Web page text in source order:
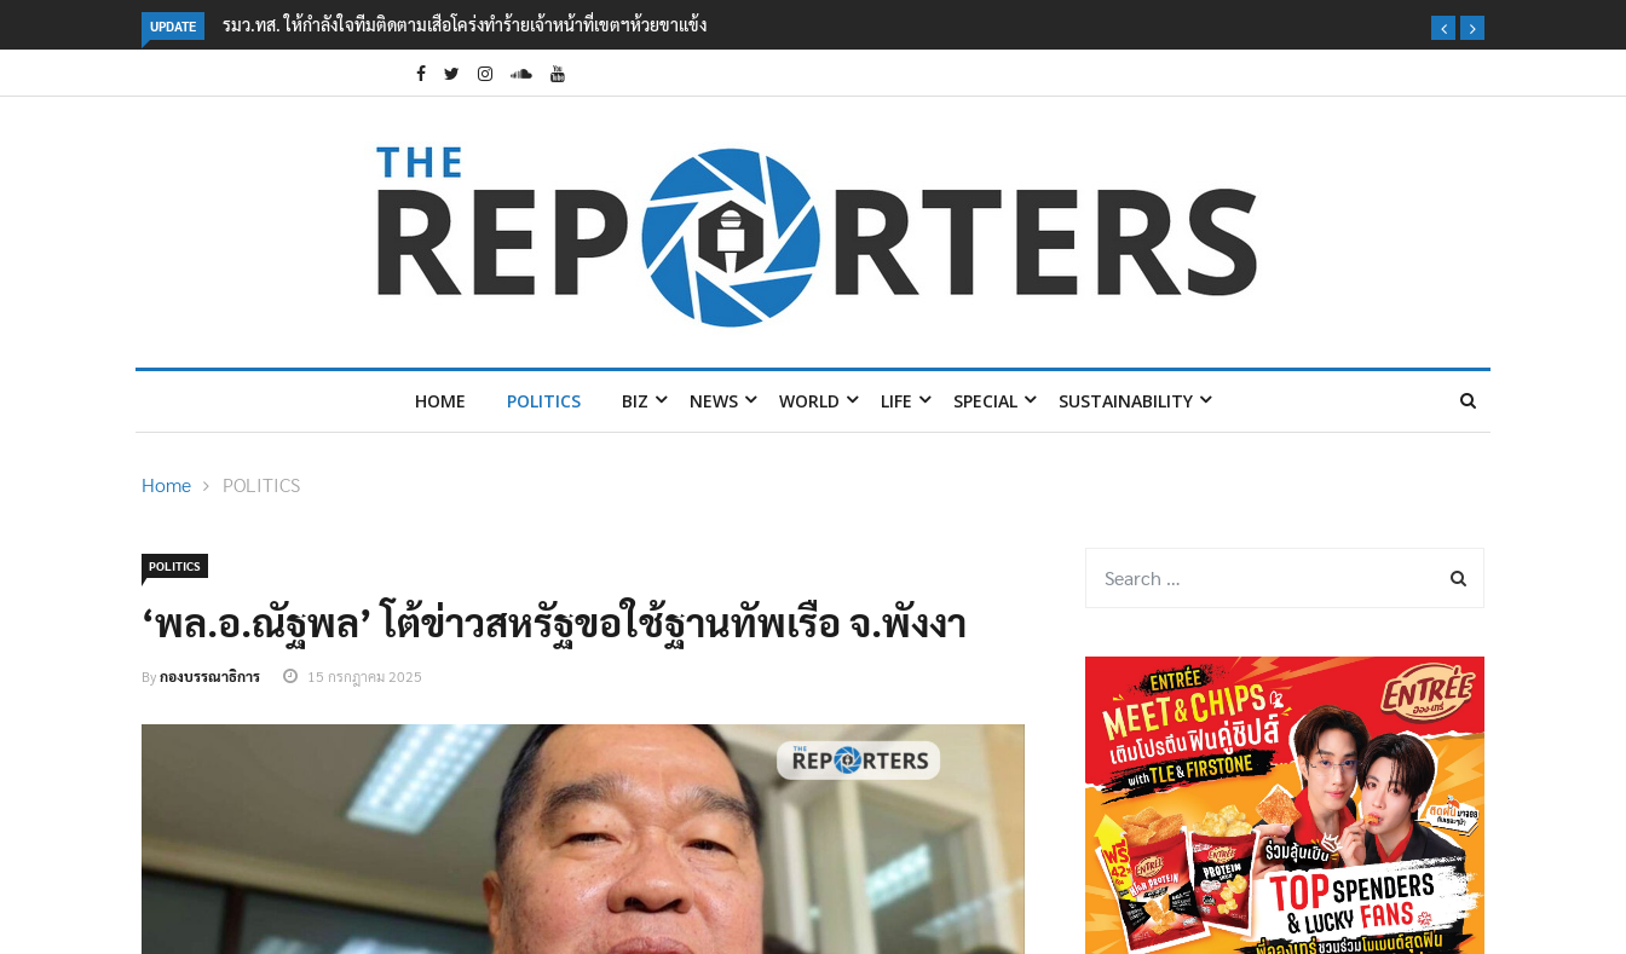
UPDATE ‘ภาคประชาสังคม’ รวมตัวคัดค้าน ‘มิน ออง ไลง์’ เยือนไทย ขึงป้าย ‘ไม่ต้อนรับอาชญากร’
HOME POLITICS BIZ NEWS WORLD LIFE SPECIAL SUSTAINABILITY
Home POLITICS
POLITICS
‘พล.อ.ณัฐพล’ โต้ข่าวสหรัฐขอใช้ฐานทัพเรือ จ.พังงา
Byกองบรรณาธิการ 15 กรกฎาคม 2025